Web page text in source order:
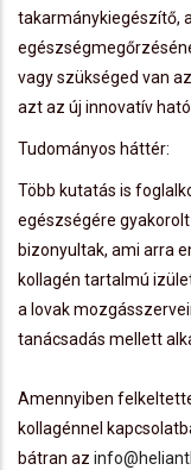
takarmánykiegészítő,
vagy szükséged van
azt az új innovatív
Tudományos háttér:
Több kutatás is
egészségére
bizonyultak, ami arra
kollagén tartalmú
a lovak
tanácsadás mellett
Amennyiben
kollagénnel
bátran az